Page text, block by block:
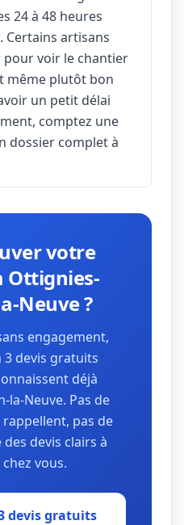
24 à 48 heures
Certains artisans
voir le chantier
même plutôt bon
un petit délai
comptez une
dossier complet à
votre
Ottignies-
Neuve ?
engagement,
3 devis gratuits
déjà
la-Neuve. Pas de
pas de
devis clairs à
vous.
devis gratuits